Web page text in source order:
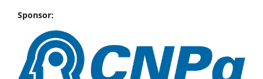
Sponsor: